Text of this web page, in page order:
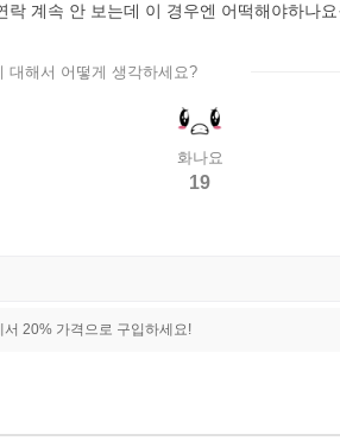
계속 안 보는데 이 경우엔 어떡해야하나요
대해서 어떻게 생각하세요?
화나요
19
서 20% 가격으로 구입하세요!